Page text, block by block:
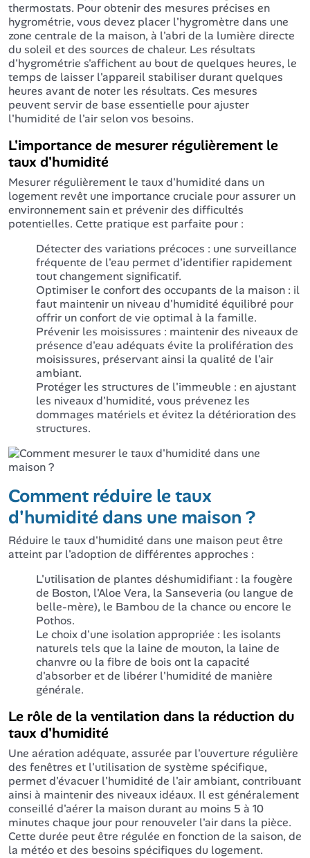
thermostats. Pour obtenir des mesures précises en
hygrométrie, vous devez placer l'hygromètre dans une
zone centrale de la maison, à l'abri de la lumière directe
du soleil et des sources de chaleur. Les résultats
d'hygrométrie s'affichent au bout de quelques heures, le
temps de laisser l'appareil stabiliser durant quelques
heures avant de noter les résultats. Ces mesures
peuvent servir de base essentielle pour ajuster
l'humidité de l'air selon vos besoins.
L'importance de mesurer régulièrement le
taux d'humidité
Mesurer régulièrement le taux d'humidité dans un
logement revêt une importance cruciale pour assurer un
environnement sain et prévenir des difficultés
potentielles. Cette pratique est parfaite pour :
Détecter des variations précoces : une surveillance
fréquente de l'eau permet d'identifier rapidement
tout changement significatif.
Optimiser le confort des occupants de la maison : il
faut maintenir un niveau d'humidité équilibré pour
offrir un confort de vie optimal à la famille.
Prévenir les moisissures : maintenir des niveaux de
présence d'eau adéquats évite la prolifération des
moisissures, préservant ainsi la qualité de l'air
ambiant.
Protéger les structures de l'immeuble : en ajustant
les niveaux d'humidité, vous prévenez les
dommages matériels et évitez la détérioration des
structures.
Comment réduire le taux
d'humidité dans une maison ?
Réduire le taux d'humidité dans une maison peut être
atteint par l'adoption de différentes approches :
L'utilisation de plantes déshumidifiant : la fougère
de Boston, l'Aloe Vera, la Sanseveria (ou langue de
belle-mère), le Bambou de la chance ou encore le
Pothos.
Le choix d'une isolation appropriée : les isolants
naturels tels que la laine de mouton, la laine de
chanvre ou la fibre de bois ont la capacité
d'absorber et de libérer l'humidité de manière
générale.
Le rôle de la ventilation dans la réduction du
taux d'humidité
Une aération adéquate, assurée par l'ouverture régulière
des fenêtres et l'utilisation de système spécifique,
permet d'évacuer l'humidité de l'air ambiant, contribuant
ainsi à maintenir des niveaux idéaux. Il est généralement
conseillé d'aérer la maison durant au moins 5 à 10
minutes chaque jour pour renouveler l'air dans la pièce.
Cette durée peut être régulée en fonction de la saison, de
la météo et des besoins spécifiques du logement.